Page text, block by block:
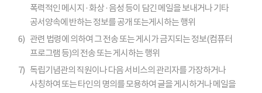
폭력적인 메시지 · 화상 · 음성 등이 담긴 메일을 보내거나 기타
공서양속에 반하는 정보를 공개 또는게시하는 행위
6) 관련 법령에 의하여 그 전송 또는 게시가 금지되는 정보(컴퓨터
프로그램 등)의 전송 또는 게시하는 행위
7) 독립기념관의 직원이나 다음 서비스의 관리자를 가장하거나
사칭하여 또는 타인의 명의를 모용하여 글을 게시하거나 메일을